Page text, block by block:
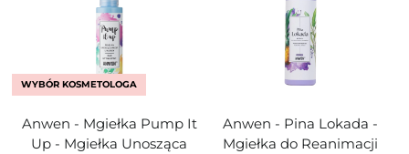
WYBÓR KOSMETOLOGA
Anwen - Mgiełka Pump It
Up - Mgiełka Unosząca
Anwen - Pina Lokada -
Mgiełka do Reanimacji